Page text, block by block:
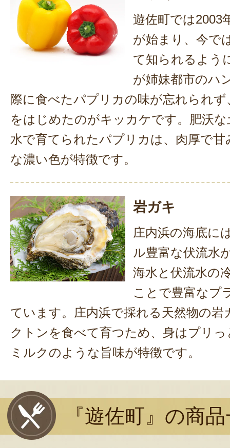
遊佐町では2003
が始まり、今で
て知られるよう
が姉妹都市のハ
際に食べたパプリカの味が忘れられ
をはじめたのがキッカケです。肥沃
水で育てられたパプリカは、肉厚で
な濃い色が特徴です。
岩ガキ
庄内浜の海底に
ル豊富な伏流水
海水と伏流水の
ことで豊富なプ
ています。庄内浜で採れる天然物の
クトンを食べて育つため、身はプリ
ミルクのような旨味が特徴です。
『遊佐町』の商